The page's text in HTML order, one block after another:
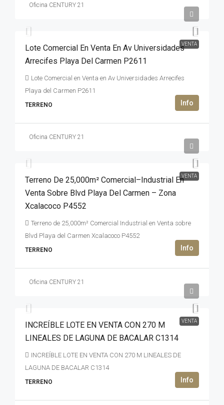
Oficina CENTURY 21
VENTA
Lote Comercial En Venta En Av Universidades
Arrecifes Playa Del Carmen P2611
Lote Comercial en Venta en Av Universidades Arrecifes
Playa del Carmen P2611
TERRENO
Oficina CENTURY 21
VENTA
Terreno De 25,000m² Comercial–Industrial En
Venta Sobre Blvd Playa Del Carmen – Zona
Xcalacoco P4552
Terreno de 25,000m² Comercial Industrial en Venta sobre
Blvd Playa del Carmen Xcalacoco P4552
TERRENO
Oficina CENTURY 21
VENTA
INCREÍBLE LOTE EN VENTA CON 270 M
LINEALES DE LAGUNA DE BACALAR C1314
INCREÍBLE LOTE EN VENTA CON 270 M LINEALES DE
LAGUNA DE BACALAR C1314
TERRENO